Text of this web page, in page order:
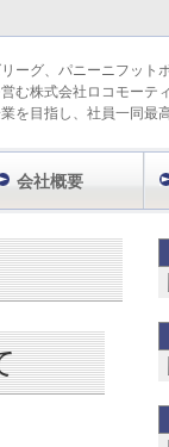
ーグ、パニーニフット
む株式会社ロコモーテ
を目指し、社員一同最
会社概要